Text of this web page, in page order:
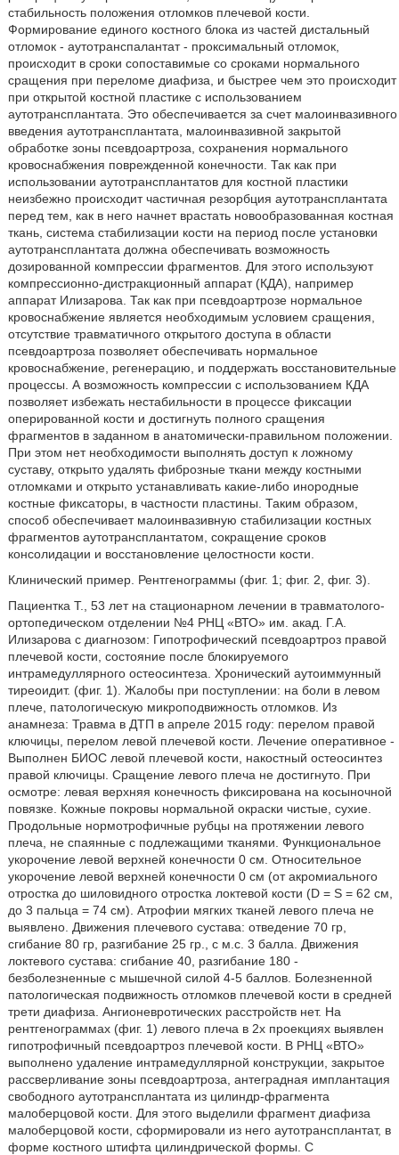
стабильность положения отломков плечевой кости.
Формирование единого костного блока из частей дистальный
отломок - аутотранспалантат - проксимальный отломок,
происходит в сроки сопоставимые со сроками нормального
сращения при переломе диафиза, и быстрее чем это происходит
при открытой костной пластике с использованием
аутотрансплантата. Это обеспечивается за счет малоинвазивного
введения аутотрансплантата, малоинвазивной закрытой
обработке зоны псевдоартроза, сохранения нормального
кровоснабжения поврежденной конечности. Так как при
использовании аутотрансплантатов для костной пластики
неизбежно происходит частичная резорбция аутотрансплантата
перед тем, как в него начнет врастать новообразованная костная
ткань, система стабилизации кости на период после установки
аутотрансплантата должна обеспечивать возможность
дозированной компрессии фрагментов. Для этого используют
компрессионно-дистракционный аппарат (КДА), например
аппарат Илизарова. Так как при псевдоартрозе нормальное
кровоснабжение является необходимым условием сращения,
отсутствие травматичного открытого доступа в области
псевдоартроза позволяет обеспечивать нормальное
кровоснабжение, регенерацию, и поддержать восстановительные
процессы. А возможность компрессии с использованием КДА
позволяет избежать нестабильности в процессе фиксации
оперированной кости и достигнуть полного сращения
фрагментов в заданном в анатомически-правильном положении.
При этом нет необходимости выполнять доступ к ложному
суставу, открыто удалять фиброзные ткани между костными
отломками и открыто устанавливать какие-либо инородные
костные фиксаторы, в частности пластины. Таким образом,
способ обеспечивает малоинвазивную стабилизации костных
фрагментов аутотрансплантатом, сокращение сроков
консолидации и восстановление целостности кости.
Клинический пример. Рентгенограммы (фиг. 1; фиг. 2, фиг. 3).
Пациентка Т., 53 лет на стационарном лечении в травматолого-
ортопедическом отделении №4 РНЦ «ВТО» им. акад. Г.А.
Илизарова с диагнозом: Гипотрофический псевдоартроз правой
плечевой кости, состояние после блокируемого
интрамедуллярного остеосинтеза. Хронический аутоиммунный
тиреоидит. (фиг. 1). Жалобы при поступлении: на боли в левом
плече, патологическую микроподвижность отломков. Из
анамнеза: Травма в ДТП в апреле 2015 году: перелом правой
ключицы, перелом левой плечевой кости. Лечение оперативное -
Выполнен БИОС левой плечевой кости, накостный остеосинтез
правой ключицы. Сращение левого плеча не достигнуто. При
осмотре: левая верхняя конечность фиксирована на косыночной
повязке. Кожные покровы нормальной окраски чистые, сухие.
Продольные нормотрофичные рубцы на протяжении левого
плеча, не спаянные с подлежащими тканями. Функциональное
укорочение левой верхней конечности 0 см. Относительное
укорочение левой верхней конечности 0 см (от акромиального
отростка до шиловидного отростка локтевой кости (D = S = 62 см,
до 3 пальца = 74 см). Атрофии мягких тканей левого плеча не
выявлено. Движения плечевого сустава: отведение 70 гр,
сгибание 80 гр, разгибание 25 гр., с м.с. 3 балла. Движения
локтевого сустава: сгибание 40, разгибание 180 -
безболезненные с мышечной силой 4-5 баллов. Болезненной
патологическая подвижность отломков плечевой кости в средней
трети диафиза. Ангионевротических расстройств нет. На
рентгенограммах (фиг. 1) левого плеча в 2х проекциях выявлен
гипотрофичный псевдоартроз плечевой кости. В РНЦ «ВТО»
выполнено удаление интрамедуллярной конструкции, закрытое
рассверливание зоны псевдоартроза, антеградная имплантация
свободного аутотрансплантата из цилиндр-фрагмента
малоберцовой кости. Для этого выделили фрагмент диафиза
малоберцовой кости, сформировали из него аутотрансплантат, в
форме костного штифта цилиндрической формы. С